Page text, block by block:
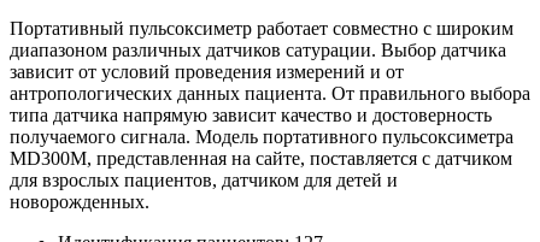
Портативный пульсоксиметр работает совместно с широким
диапазоном различных датчиков сатурации. Выбор датчика
зависит от условий проведения измерений и от
антропологических данных пациента. От правильного выбора
типа датчика напрямую зависит качество и достоверность
получаемого сигнала. Модель портативного пульсоксиметра
MD300M, представленная на сайте, поставляется с датчиком
для взрослых пациентов, датчиком для детей и
новорожденных.